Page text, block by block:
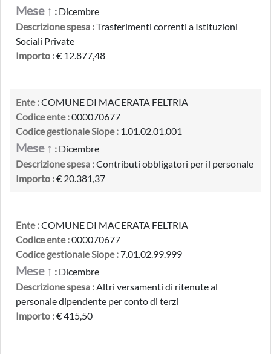
Mese ↑ : Dicembre
Descrizione spesa :Trasferimenti correnti a Istituzioni
Sociali Private
Importo :€ 12.877,48
Ente :COMUNE DI MACERATA FELTRIA
Codice ente :000070677
Codice gestionale Siope : 1.01.02.01.001
Mese ↑ : Dicembre
Descrizione spesa :Contributi obbligatori per il personale
Importo :€ 20.381,37
Ente :COMUNE DI MACERATA FELTRIA
Codice ente :000070677
Codice gestionale Siope :7.01.02.99.999
Mese ↑ : Dicembre
Descrizione spesa :Altri versamenti di ritenute al
personale dipendente per conto di terzi
Importo :€ 415,50